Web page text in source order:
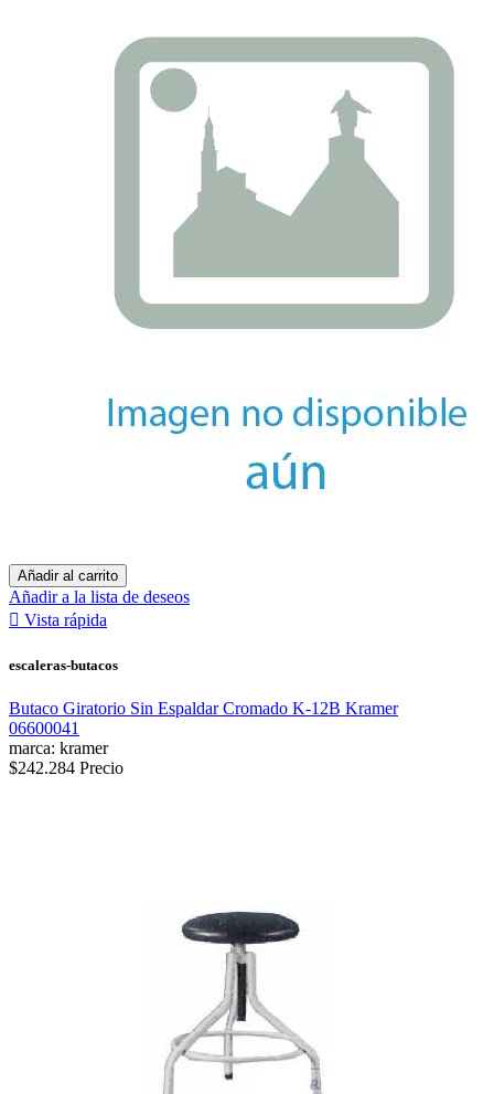
Añadir al carrito
Añadir a la lista de deseos
 Vista rápida
escaleras-butacos
Butaco Giratorio Sin Espaldar Cromado K-12B Kramer
06600041
marca: kramer
$242.284 Precio